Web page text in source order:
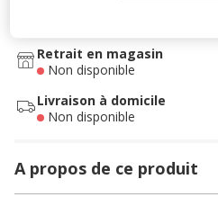
Retrait en magasin
Non disponible
Livraison à domicile
Non disponible
A propos de ce produit